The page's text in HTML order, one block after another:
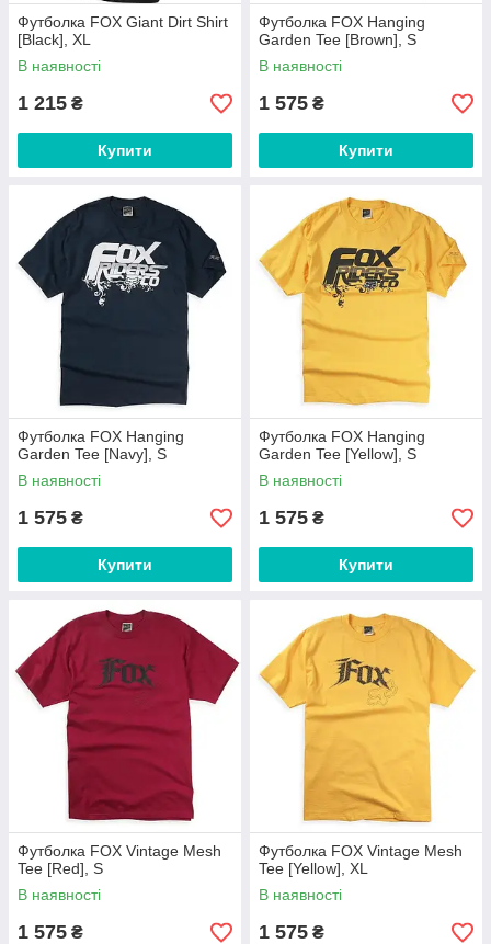
Футболка FOX Giant Dirt Shirt
[Black], XL
В наявності
1 215 ₴
Купити
Футболка FOX Hanging
Garden Tee [Brown], S
В наявності
1 575 ₴
Купити
Футболка FOX Hanging
Garden Tee [Navy], S
В наявності
1 575 ₴
Купити
Футболка FOX Hanging
Garden Tee [Yellow], S
В наявності
1 575 ₴
Купити
Футболка FOX Vintage Mesh
Tee [Red], S
В наявності
1 575 ₴
Футболка FOX Vintage Mesh
Tee [Yellow], XL
В наявності
1 575 ₴